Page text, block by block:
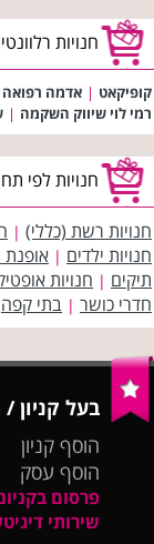
חנויות
קופיקאט | אדמה
רמי לוי שיווק השקמה |
חנויות לפי
חנויות רשת (כללי) |
חנויות ילדים | אופנת
תיקים | חנויות
חדרי כושר | בתי קפה
בעל קניון
הוסף קניון
הוסף עסק
פרסום
שירותי